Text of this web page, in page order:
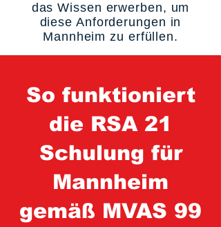
das Wissen erwerben, um
diese Anforderungen in
Mannheim zu erfüllen.
So funktioniert
die RSA 21
Schulung für
Mannheim
gemäß MVAS 99